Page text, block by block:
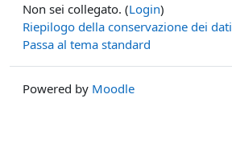
Non sei collegato. (Login)
Riepilogo della conservazione dei dati
Passa al tema standard
Powered by Moodle